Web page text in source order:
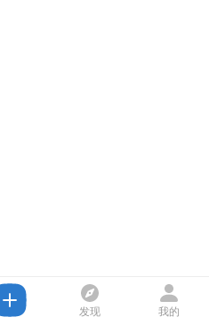
发现 我的